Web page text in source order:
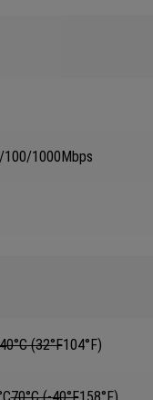
100/1000Mbps
(32°F104°F)